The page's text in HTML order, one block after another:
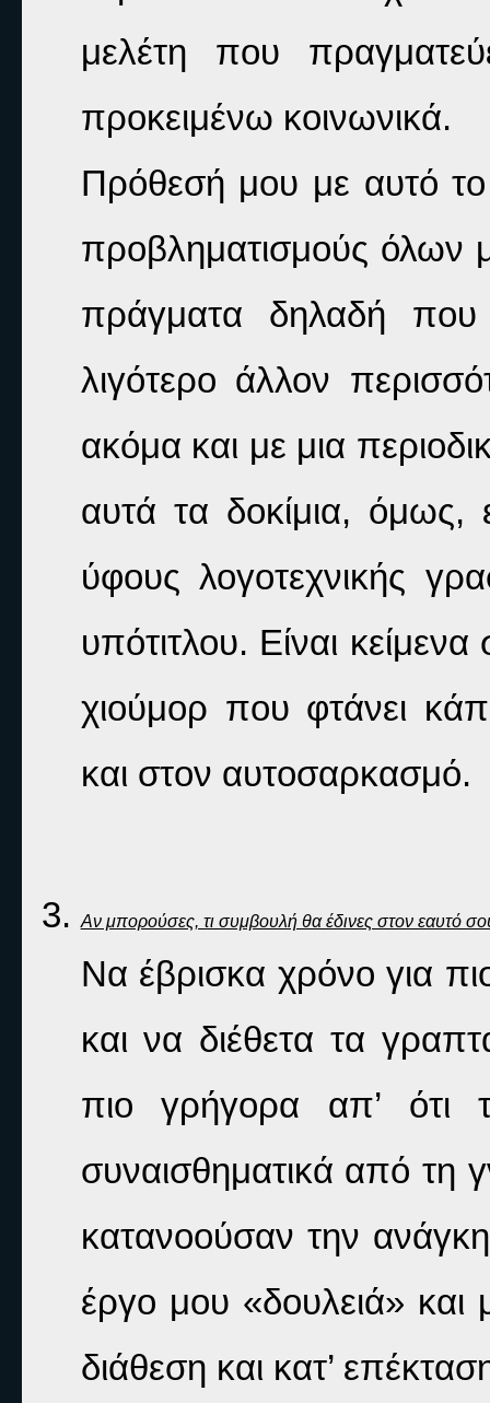
μελέτη που
προκειμένω κοινωνικά.
Πρόθεσή μου με αυτό το
προβληματισμούς όλων
πράγματα δηλαδή που
λιγότερο άλλον
ακόμα και με μια
αυτά τα δοκίμια, όμως,
ύφους λογοτεχνικής
υπότιτλου. Είναι
χιούμορ που φτάνει
και στον αυτοσαρκασμό.
Αν μπορούσες, τι συμβουλή θα έδινες στον εαυτό
Να έβρισκα χρόνο για
και να διέθετα τα
πιο γρήγορα απ’ ότι
συναισθηματικά από τη
κατανοούσαν την
έργο μου «δουλειά»
διάθεση και κατ’